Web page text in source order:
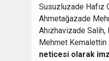
Susuzluzade Hafız
Ahmetağazade
Ahızhavizade
Mehmet Kemalettin
neticesi olarak